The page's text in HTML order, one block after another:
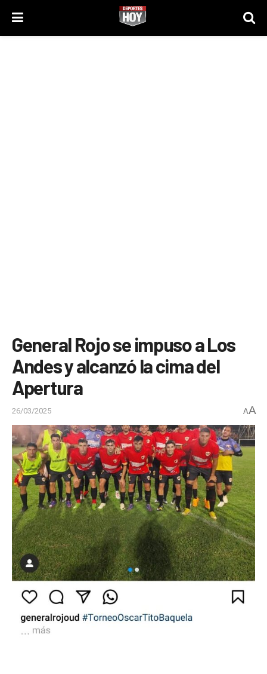
General Rojo se impuso a Los
Andes y alcanzó la cima del
Apertura
26/03/2025 AA